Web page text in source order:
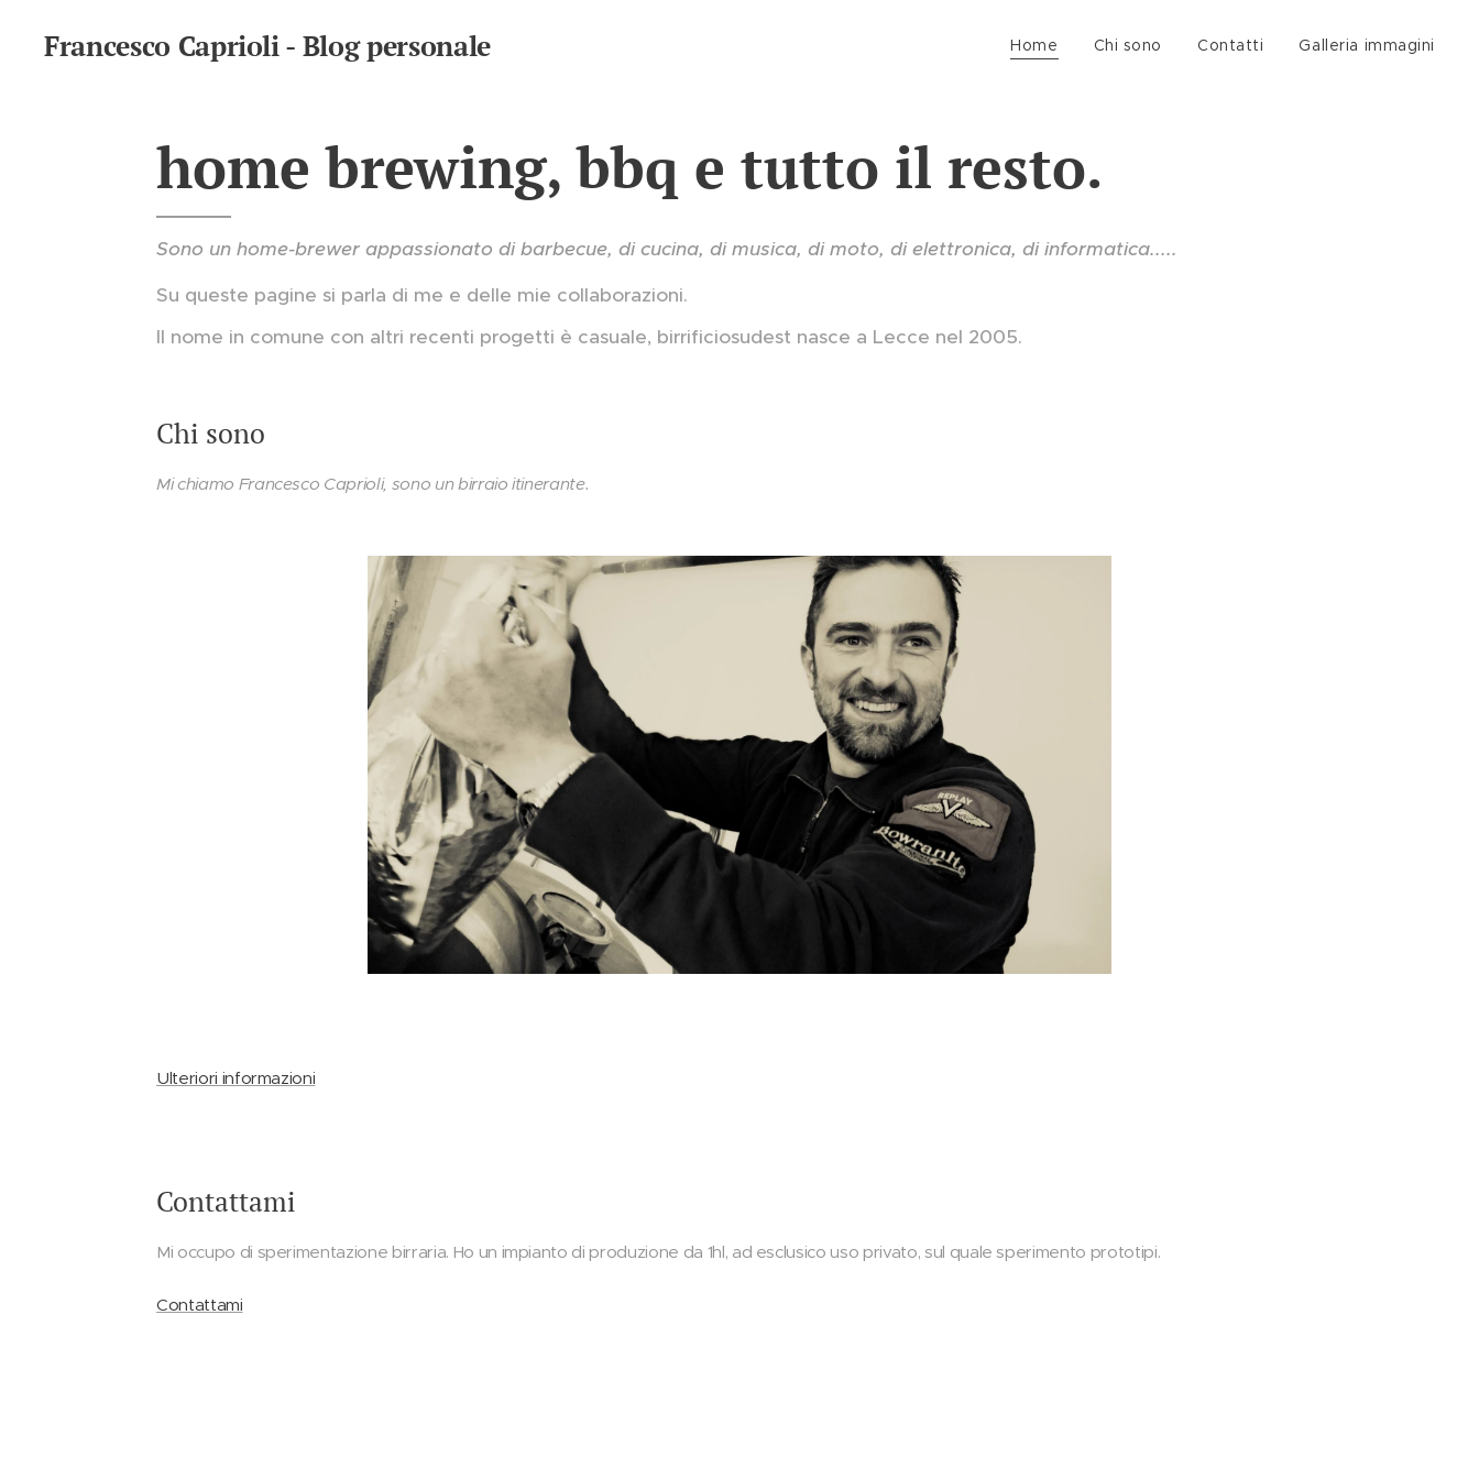
Francesco Caprioli - Blog personale Home Chi sono Contatti Galleria immagini
home brewing, bbq e tutto il resto.
Sono un home-brewer appassionato di barbecue, di cucina, di musica, di moto, di elettronica, di informatica.....
Su queste pagine si parla di me e delle mie collaborazioni.
Il nome in comune con altri recenti progetti è casuale, birrificiosudest nasce a Lecce nel 2005.
Chi sono
Mi chiamo Francesco Caprioli, sono un birraio itinerante.
Ulteriori informazioni
Contattami
Mi occupo di sperimentazione birraria. Ho un impianto di produzione da 1hl, ad esclusico uso privato, sul quale sperimento prototipi.
Contattami